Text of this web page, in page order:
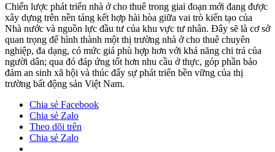
Chiến lược phát triển nhà ở cho thuê trong giai đoạn mới đang được
xây dựng trên nền tảng kết hợp hài hòa giữa vai trò kiến tạo của
Nhà nước và nguồn lực đầu tư của khu vực tư nhân. Đây sẽ là cơ sở
quan trọng để hình thành một thị trường nhà ở cho thuê chuyên
nghiệp, đa dạng, có mức giá phù hợp hơn với khả năng chi trả của
người dân; qua đó đáp ứng tốt hơn nhu cầu ở thực, góp phần bảo
đảm an sinh xã hội và thúc đẩy sự phát triển bền vững của thị
trường bất động sản Việt Nam.
Chia sẻ Facebook
Chia sẻ Zalo
Theo dõi trên
Chia sẻ Zalo